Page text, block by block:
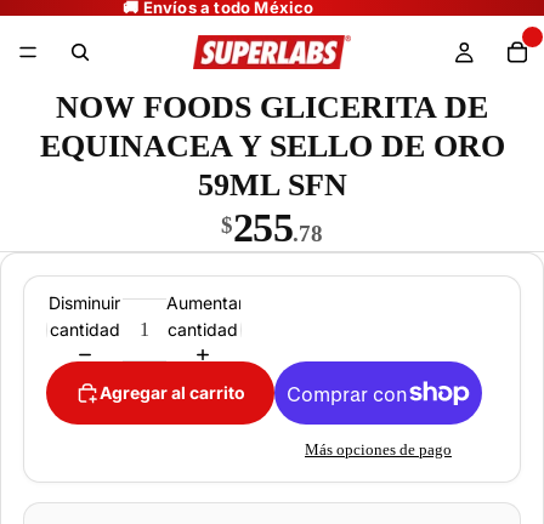
NOW FOODS GLICERITA DE
EQUINACEA Y SELLO DE ORO
59ML SFN
$255.78
Disminuir
cantidad
Aumentar
cantidad
Agregar al carrito
Más opciones de pago